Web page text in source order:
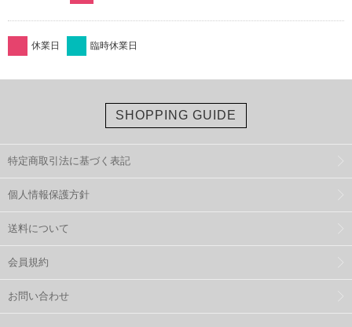
休業日 臨時休業日
SHOPPING GUIDE
特定商取引法に基づく表記
個人情報保護方針
送料について
会員規約
お問い合わせ